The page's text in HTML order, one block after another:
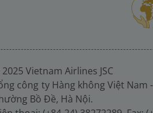
Vietnam Airlines JSC
công ty Hàng không Việt Nam
Bồ Đề, Hà Nội.